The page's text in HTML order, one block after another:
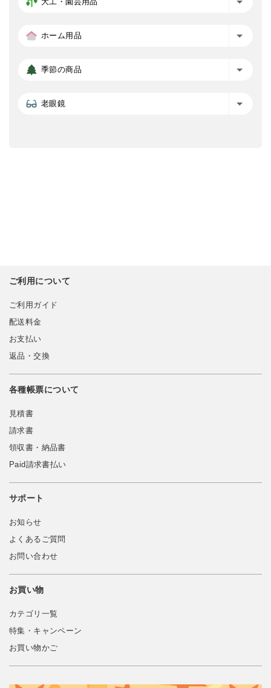
ホーム用品
季節の商品
老眼鏡
ご利用について
ご利用ガイド
配送料金
お支払い
返品・交換
各種帳票について
見積書
請求書
領収書・納品書
Paid請求書払い
サポート
お知らせ
よくあるご質問
お問い合わせ
お買い物
カテゴリ一覧
特集・キャンペーン
お買い物かご